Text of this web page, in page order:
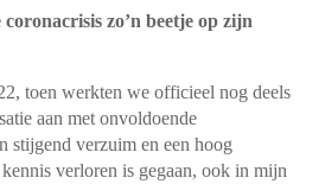
zo’n beetje op zijn
toen werkten we officieel nog deels
aan met onvoldoende
stijgend verzuim en een hoog
verloren is gegaan, ook in mijn